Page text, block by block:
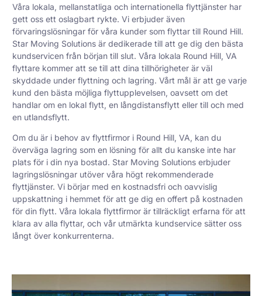
Våra lokala, mellanstatliga och internationella flyttjänster har
gett oss ett oslagbart rykte. Vi erbjuder även
förvaringslösningar för våra kunder som flyttar till Round Hill.
Star Moving Solutions är dedikerade till att ge dig den bästa
kundservicen från början till slut. Våra lokala Round Hill, VA
flyttare kommer att se till att dina tillhörigheter är väl
skyddade under flyttning och lagring. Vårt mål är att ge varje
kund den bästa möjliga flyttupplevelsen, oavsett om det
handlar om en lokal flytt, en långdistansflytt eller till och med
en utlandsflytt.
Om du är i behov av flyttfirmor i Round Hill, VA, kan du
överväga lagring som en lösning för allt du kanske inte har
plats för i din nya bostad. Star Moving Solutions erbjuder
lagringslösningar utöver våra högt rekommenderade
flyttjänster. Vi börjar med en kostnadsfri och oavvislig
uppskattning i hemmet för att ge dig en offert på kostnaden
för din flytt. Våra lokala flyttfirmor är tillräckligt erfarna för att
klara av alla flyttar, och vår utmärkta kundservice sätter oss
långt över konkurrenterna.